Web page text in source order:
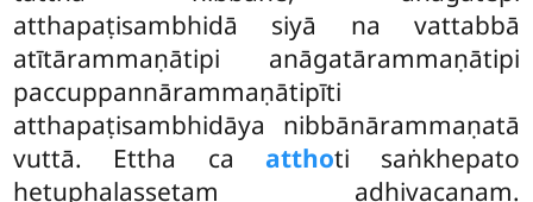
atthapaṭisambhidā siyā na vattabbā
atītārammaṇātipi anāgatārammaṇātipi
paccuppannārammaṇātipīti
atthapaṭisambhidāya nibbānārammaṇatā
vuttā. Ettha ca atthoti saṅkhepato
hetuphalassetaṃ adhivacanaṃ.